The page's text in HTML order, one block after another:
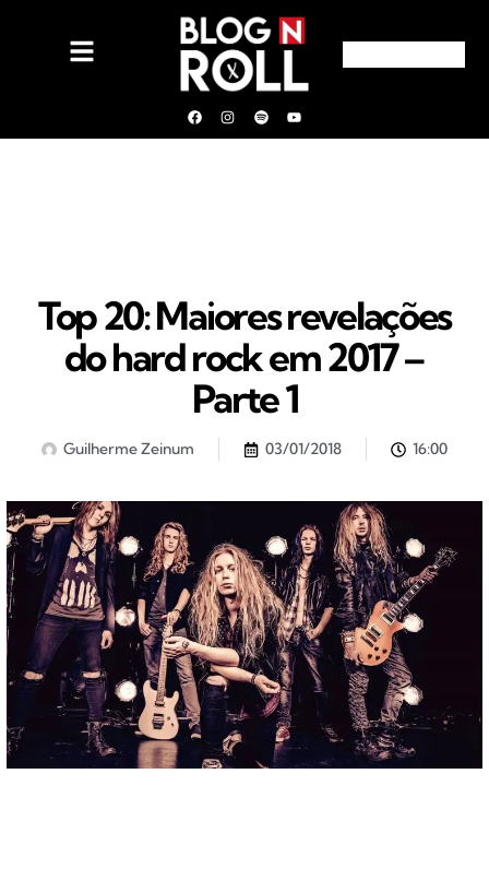
Top 20: Maiores revelações
do hard rock em 2017 –
Parte 1
Guilherme Zeinum 03/01/2018 16:00